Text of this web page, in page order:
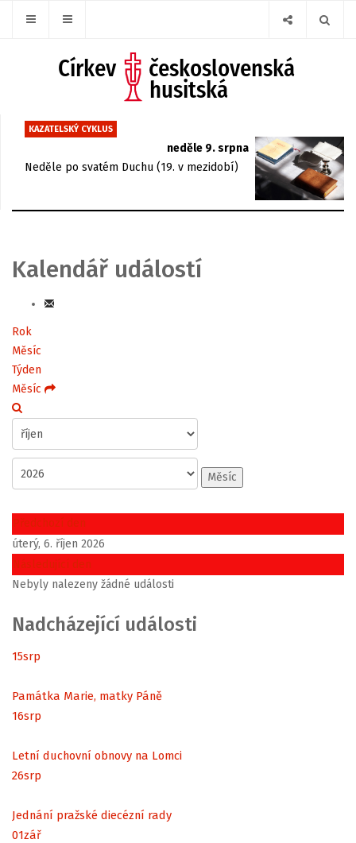
KAZATELSKÝ CYKLUS
neděle 9. srpna
Neděle po svatém Duchu (19. v mezidobí)
Kalendář událostí
Rok
Měsíc
Týden
Měsíc
Měsíc
Předchozí den
úterý, 6. říjen 2026
Následující den
Nebyly nalezeny žádné události
Nadcházející události
15srp
Památka Marie, matky Páně
16srp
Letní duchovní obnovy na Lomci
26srp
Jednání pražské diecézní rady
01zář